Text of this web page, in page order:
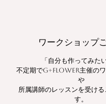
ワークショップ
「自分も作ってみた
不定期でG+Flower主催の
や
所属講師のレッスンを受ける
す。